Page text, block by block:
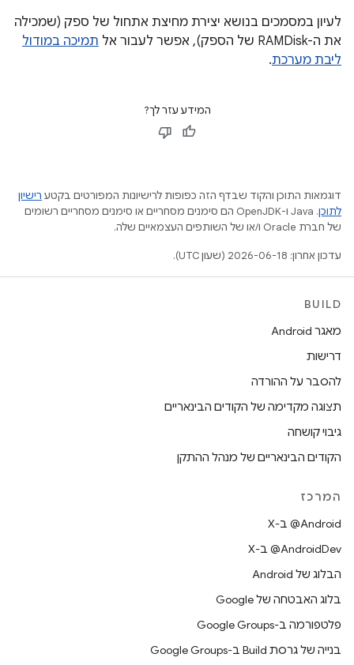
לעיון במסמכים בנושא יצירת מחיצת אתחול של ספק (שמכילה
את ה-RAMDisk של הספק), אפשר לעבור אל
תמיכה במודול
ליבת מערכת.
המידע עזר לך?
דוגמאות התוכן והקוד שבדף הזה כפופות לרישיונות המפורטים בקטע רישיון
לתוכן
.‏ Java ו-OpenJDK הם סימנים מסחריים או סימנים מסחריים רשומים
של חברת Oracle ו/או של השותפים העצמאיים שלה.
עדכון אחרון: 2026-06-18 (שעון UTC).
BUILD
מאגר Android
דרישות
להסבר על ההורדה
תצוגה מקדימה של הקודים הבינאריים
גיבוי קושחה
הקודים הבינאריים של מנהל ההתקן
המרכז
‫‎@Android ב-X
‫‎@AndroidDev ב-X
הבלוג של Android
בלוג האבטחה של Google
פלטפורמה ב-Google Groups
בנייה של גרסת Build ב-Google Groups